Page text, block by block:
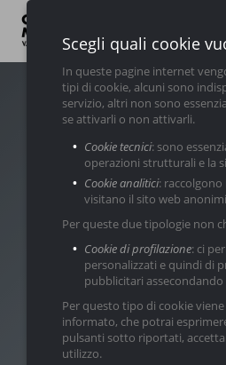
LINK
Siamo
Scegli quali cookie
In queste pagine internet
tipi di cookie, alcuni sono
servizio, altri non sono
se attivarli o non attivarli.
Cookie tecnici: sono
operazioni strutturali e la
Cookie analitici:
visitano il sito web
Per queste due tipologie non
Cookie di profilazione: ci
personalizzati e quindi di
pubblicitari
Per questo tipo di cookie
informato, che potrai
pulsanti sotto riportati,
utilizzo.